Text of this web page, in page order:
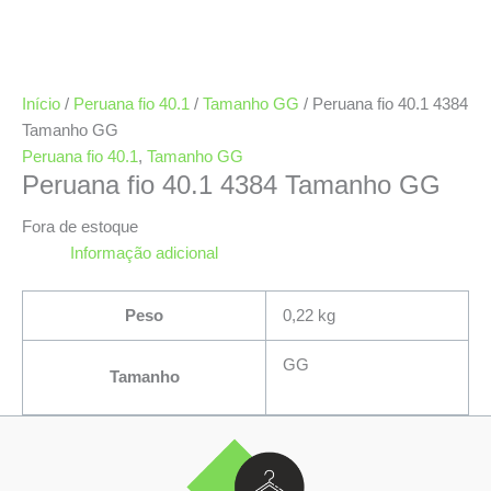
Início / Peruana fio 40.1 / Tamanho GG / Peruana fio 40.1 4384
Tamanho GG
Peruana fio 40.1 , Tamanho GG
Peruana fio 40.1 4384 Tamanho GG
Fora de estoque
Informação adicional
Peso 0,22 kg
Tamanho
GG